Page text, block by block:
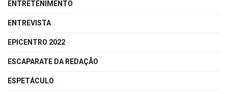
ENTRETENIMENTO
ENTREVISTA
EPICENTRO 2022
ESCAPARATE DA REDAÇÃO
ESPETÁCULO